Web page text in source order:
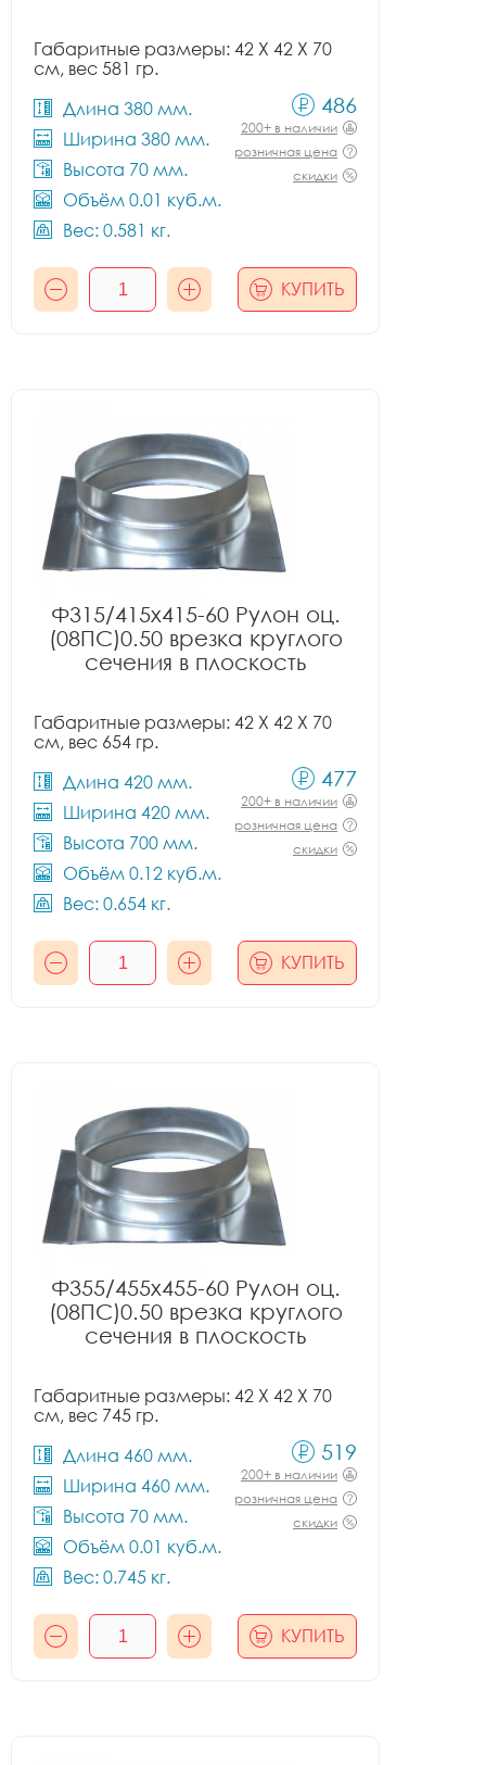
Габаритные размеры: 42 X 42 X 70
см, вес 581 гр.
Длина 380 мм.
Ширина 380 мм.
Высота 70 мм.
Объём 0.01 куб.м.
Вес: 0.581 кг.
486
200+ в наличии
розничная цена
скидки
КУПИТЬ
Ф315/415x415-60 Рулон оц.
(08ПС)0.50 врезка круглого
сечения в плоскость
Габаритные размеры: 42 X 42 X 70
см, вес 654 гр.
Длина 420 мм.
Ширина 420 мм.
Высота 700 мм.
Объём 0.12 куб.м.
Вес: 0.654 кг.
477
200+ в наличии
розничная цена
скидки
КУПИТЬ
Ф355/455x455-60 Рулон оц.
(08ПС)0.50 врезка круглого
сечения в плоскость
Габаритные размеры: 42 X 42 X 70
см, вес 745 гр.
Длина 460 мм.
Ширина 460 мм.
Высота 70 мм.
Объём 0.01 куб.м.
Вес: 0.745 кг.
519
200+ в наличии
розничная цена
скидки
КУПИТЬ